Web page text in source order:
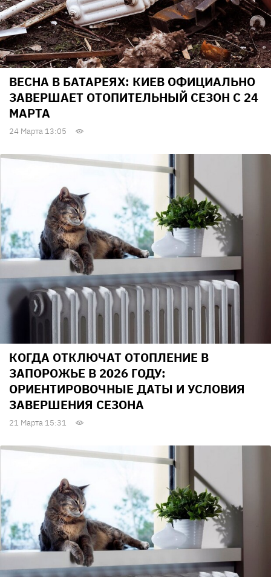
ВЕСНА В БАТАРЕЯХ: КИЕВ ОФИЦИАЛЬНО
ЗАВЕРШАЕТ ОТОПИТЕЛЬНЫЙ СЕЗОН С 24
МАРТА
24 Марта 13:05
КОГДА ОТКЛЮЧАТ ОТОПЛЕНИЕ В
ЗАПОРОЖЬЕ В 2026 ГОДУ:
ОРИЕНТИРОВОЧНЫЕ ДАТЫ И УСЛОВИЯ
ЗАВЕРШЕНИЯ СЕЗОНА
21 Марта 15:31